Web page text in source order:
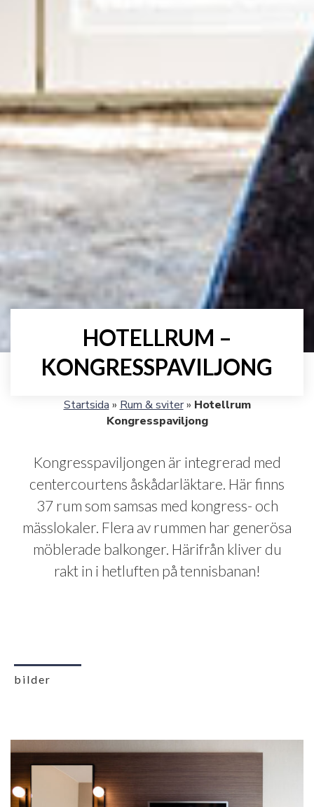
HOTELLRUM –
KONGRESSPAVILJONG
Startsida » Rum & sviter» Hotellrum
Kongresspaviljong
Kongresspaviljongen är integrerad med
centercourtens åskådarläktare. Här finns
37 rum som samsas med kongress- och
mässlokaler. Flera av rummen har generösa
möblerade balkonger. Härifrån kliver du
rakt in i hetluften på tennisbanan!
bilder